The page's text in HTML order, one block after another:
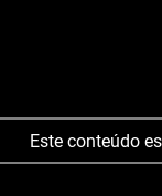
Este conteúdo